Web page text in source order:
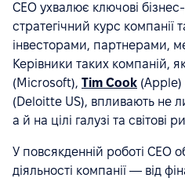
CEO ухвалює ключові
стратегічний курс компанії
інвесторами, партнерами,
Керівники таких компаній,
(Microsoft), Tim Cook (Apple)
(Deloitte US), впливають не
а й на цілі галузі та світові
У повсякденній роботі CEO
діяльності компанії — від